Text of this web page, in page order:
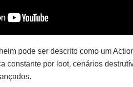
pode ser descrito como um
constante por loot, cenários